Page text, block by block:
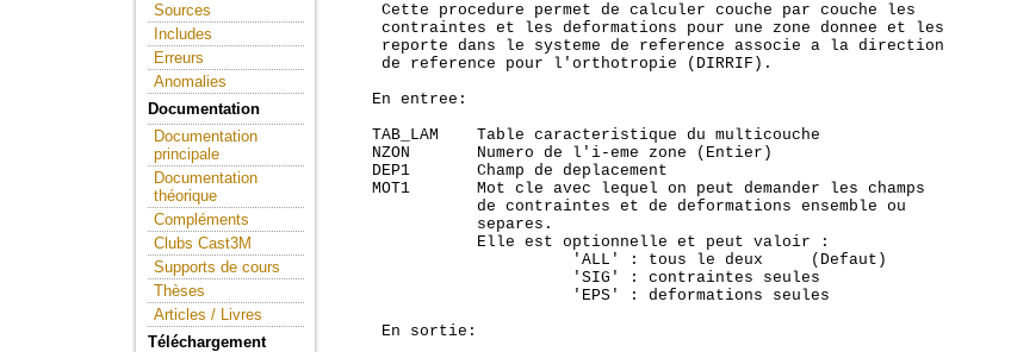
Sources
Includes
Erreurs
Anomalies
Documentation
Documentation
principale
Documentation
théorique
Compléments
Clubs Cast3M
Supports de cours
Thèses
Articles / Livres
Téléchargement
     Cette procedure permet de calculer couche par couche les
     contraintes et les deformations pour une zone donnee et les
     reporte dans le systeme de reference associe a la direction
     de reference pour l'orthotropie (DIRRIF).
    En entree:
    TAB_LAM    Table caracteristique du multicouche
    NZON       Numero de l'i-eme zone (Entier)
    DEP1       Champ de deplacement
    MOT1       Mot cle avec lequel on peut demander les champs
               de contraintes et de deformations ensemble ou
               separes.
               Elle est optionnelle et peut valoir :
                         'ALL' : tous le deux     (Defaut)
                         'SIG' : contraintes seules
                         'EPS' : deformations seules
     En sortie: